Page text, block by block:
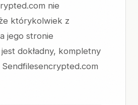
nie
którykolwiek z
jego stronie
dokładny, kompletny